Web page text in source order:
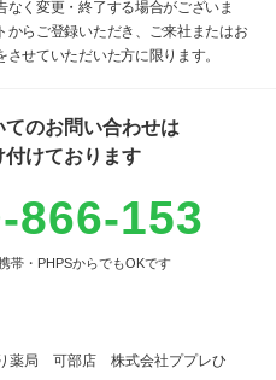
く変更・終了する場合がございま
らご登録いただき、ご来社またはお
せていただいた方に限ります。
のお問い合わせは
付けております
866-153
帯・PHPSからでもOKです
薬局 可部店 株式会社ププレひ